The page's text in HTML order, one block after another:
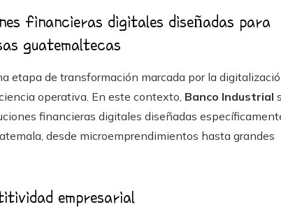
financieras digitales diseñadas para
guatemaltecas
etapa de transformación marcada por la
operativa. En este contexto, Banco Industrial
financieras digitales diseñadas
desde microemprendimientos hasta grandes
empresarial